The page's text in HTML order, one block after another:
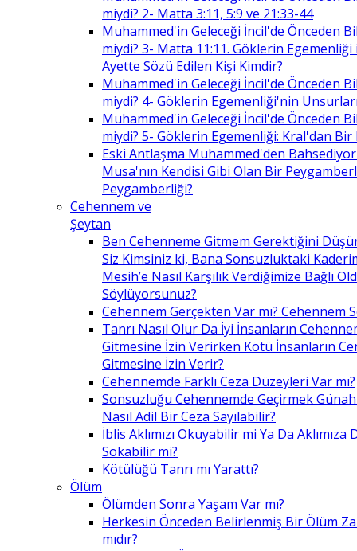
miydi? 2- Matta 3:11, 5:9 ve 21:33-44
Muhammed'in Geleceği İncil'de Önceden
miydi? 3- Matta 11:11. Göklerin
Ayette Sözü Edilen Kişi Kimdir?
Muhammed'in Geleceği İncil'de Önceden
miydi? 4- Göklerin Egemenliği'nin
Muhammed'in Geleceği İncil'de Önceden
miydi? 5- Göklerin Egemenliği: Kral'dan Bir
Eski Antlaşma Muhammed'den Bahsediyor
Musa'nın Kendisi Gibi Olan Bir
Peygamberliği?
Cehennem ve
Şeytan
Ben Cehenneme Gitmem Gerektiğini
Siz Kimsiniz ki, Bana Sonsuzluktaki
Mesih’e Nasıl Karşılık Verdiğimize Bağlı
Söylüyorsunuz?
Cehennem Gerçekten Var mı? Cehennem
Tanrı Nasıl Olur Da İyi İnsanların
Gitmesine İzin Verirken Kötü İnsanların
Gitmesine İzin Verir?
Cehennemde Farklı Ceza Düzeyleri Var mı?
Sonsuzluğu Cehennemde Geçirmek
Nasıl Adil Bir Ceza Sayılabilir?
İblis Aklımızı Okuyabilir mi Ya Da Aklımıza
Sokabilir mi?
Kötülüğü Tanrı mı Yarattı?
Ölüm
Ölümden Sonra Yaşam Var mı?
Herkesin Önceden Belirlenmiş Bir Ölüm
mıdır?